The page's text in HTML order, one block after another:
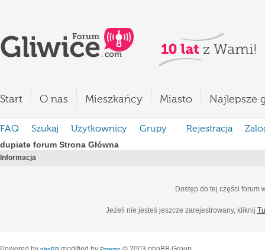
Start O nas Mieszkańcy Miasto Najlepsze
FAQ Szukaj Użytkownicy Grupy Rejestracja
dupiate forum Strona Główna
Informacja
Dostęp do tej części forum
Jeżeli nie jesteś jeszcze zarejestrowany, kliknij